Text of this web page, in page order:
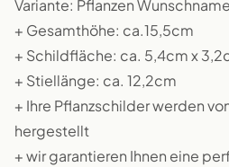
Variante: Pflanzen Wunschname
+ Gesamthöhe: ca.15,5cm
+ Schildfläche: ca. 5,4cm x
+ Stiellänge: ca. 12,2cm
+ Ihre Pflanzschilder werden
hergestellt
+ wir garantieren Ihnen eine